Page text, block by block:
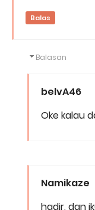
Balas
Balasan
belvA46
Oke kalau
Namikaze
hadir, dan